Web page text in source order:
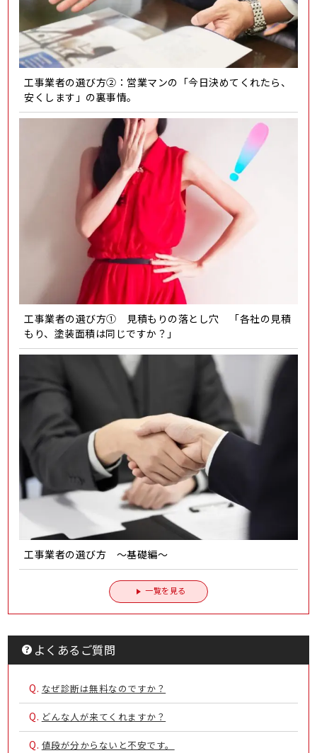
工事業者の選び方②：営業マンの「今日決めてくれたら、
安くします」の裏事情。
工事業者の選び方① 見積もりの落とし穴 「各社の見積
もり、塗装面積は同じですか？」
工事業者の選び方 ～基礎編～
一覧を見る
よくあるご質問
Q. なぜ診断は無料なのですか？
Q. どんな人が来てくれますか？
Q. 値段が分からないと不安です。